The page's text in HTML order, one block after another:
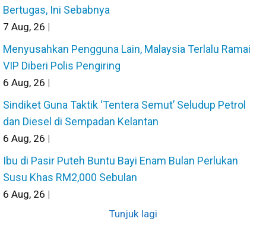
Bertugas, Ini Sebabnya
7 Aug, 26 |
Menyusahkan Pengguna Lain, Malaysia Terlalu Ramai
VIP Diberi Polis Pengiring
6 Aug, 26 |
Sindiket Guna Taktik ‘Tentera Semut’ Seludup Petrol
dan Diesel di Sempadan Kelantan
6 Aug, 26 |
Ibu di Pasir Puteh Buntu Bayi Enam Bulan Perlukan
Susu Khas RM2,000 Sebulan
6 Aug, 26 |
Tunjuk lagi